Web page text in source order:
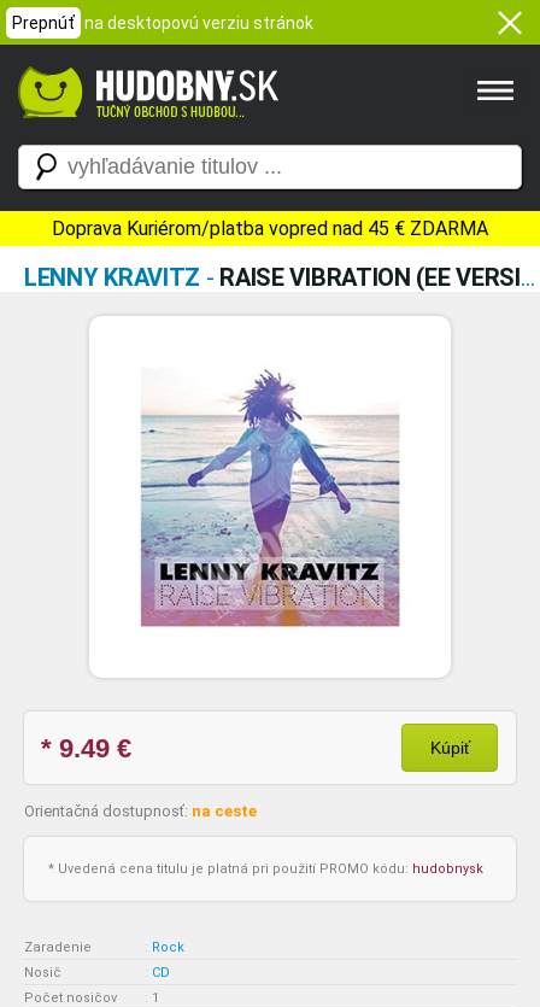
Prepnúť na desktopovú verziu stránok
Doprava Kuriérom/platba vopred nad 45 € ZDARMA
LENNY KRAVITZ - RAISE VIBRATION (EE VERSION)
* 9.49 € Kúpiť
Orientačná dostupnosť: na ceste
* Uvedená cena titulu je platná pri použití PROMO kódu: hudobnysk
Zaradenie : Rock
Nosič
: CD
Počet nosičov
: 1